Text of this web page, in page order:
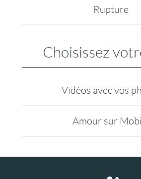
Rupture
Choisissez
Vidéos avec vos
Amour sur